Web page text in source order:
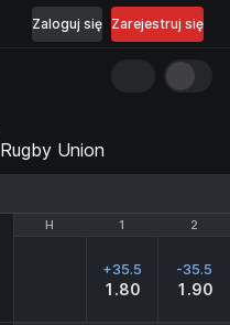
Zarejestruj się
Zaloguj się
Rugby Union
H 1 2
H 1 2
+35.5
1.80
-35.5
1.90